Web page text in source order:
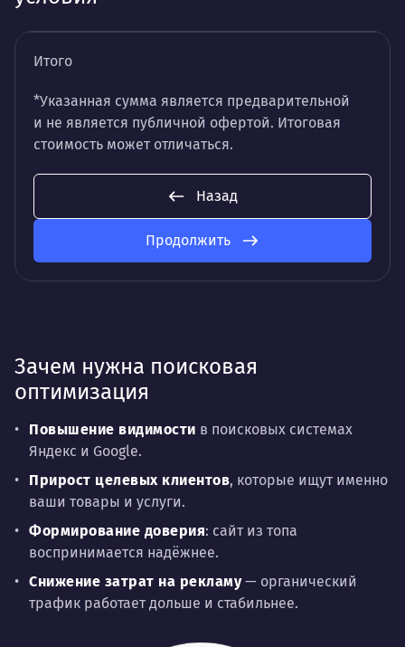
Итого
*Указанная сумма является предварительной
и не является публичной офертой. Итоговая
стоимость может отличаться.
Назад
Продолжить
Зачем нужна поисковая
оптимизация
Повышение видимости в поисковых системах
Яндекс и Google.
Прирост целевых клиентов, которые ищут именно
ваши товары и услуги.
Формирование доверия: сайт из топа
воспринимается надёжнее.
Снижение затрат на рекламу— органический
трафик работает дольше и стабильнее.